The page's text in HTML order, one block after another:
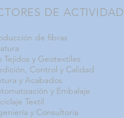
DE ACTIVIDAD
de fibras
Tejidos y Geotextiles
Control y Calidad
y Acabados
y Embalaje
Textil
y Consultoría